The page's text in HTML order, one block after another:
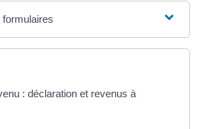
: déclaration et revenus à